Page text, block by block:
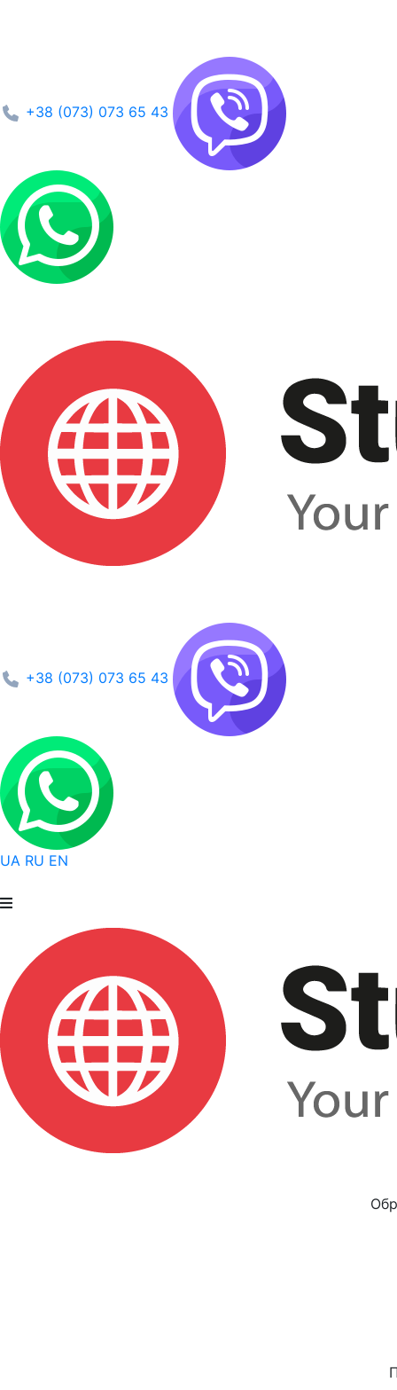
+38 (073) 073 65 43
+38 (073) 073 65 43
UA RU EN